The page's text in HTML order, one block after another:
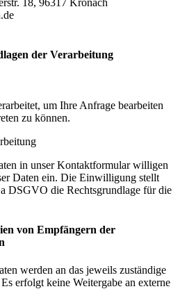
der Verarbeitung
um Ihre Anfrage bearbeiten
zu können.
in unser Kontaktformular willigen
Daten ein. Die Einwilligung stellt
DSGVO die Rechtsgrundlage für die
von Empfängern der
werden an das jeweils zuständige
erfolgt keine Weitergabe an externe